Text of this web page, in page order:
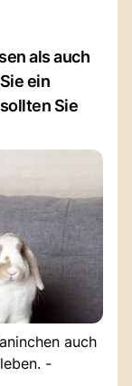
als auch
ein
Sie
auch
-